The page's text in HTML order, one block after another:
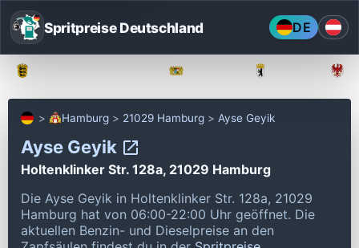
Spritpreise Deutschland DE
Hamburg 21029 Hamburg Ayse Geyik
Ayse Geyik
Holtenklinker Str. 128a, 21029 Hamburg
Die Ayse Geyik in Holtenklinker Str. 128a, 21029
Hamburg hat von 06:00-22:00 Uhr geöffnet. Die
aktuellen Benzin- und Dieselpreise an den